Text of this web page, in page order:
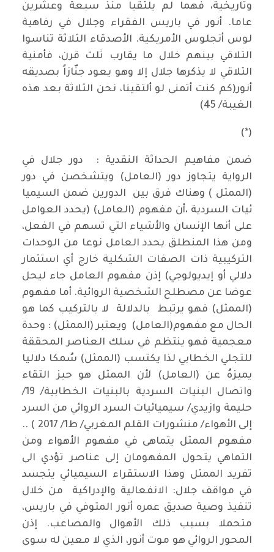
وتاريخية، فهما لم يلتقيا منذ سبعة وعشرين
عاما. أنور في باريس الفقراء وجلال في رفاهية
لوس أنجلوس الأمريكية. الأصدقاء الثلاثة تناسوا
التلاقي بينهم خلال ما يقارب ثلث قرن، فأمنية
التلاقي لا يذكرها جلال إلا وهو يعود جنّازاً بصديقه
أنور(كم كنت أتمنى لو ألتقينا، نحن الثلاثة بعد هذه
الغيبة/ 45)
(*)
ضمن مفاهيم الحداثة النقدية : دور جلال في
الرواية يتجاوز دور (العامل) ويتشخصن في دور
(الممثل ) وهناك فرق بين الدورين ضمن السيميا
ئيات السردية ،أن مفهوم (العامل) (يحدد العوامل
على أنها الإنسان والأشياء التي تسهم في الفعل،
ومن هذا المنطلق يحدد العامل نوعا من الوحدات
التركيبية ذات الصفات الشكلية خارج أي استثمار
دلالي أو إيديولوجي) إذن مفهوم العامل جاء ليحل
عوضا عن مصطلح الشخصية الروائية. أما مفهوم
(الممثل) فهو يرتبط بالدلالة لا بالتركيب كما هو
الحال مع مفهوم(العامل) ويعتبر (الممثل) : وحدة
معجمية فهو ينتظم في سلك العناصر المحققة
للتجلي الخطابي لذا يكتسب (الممثل) سُمكا دلاليا
يميزهُ عن (العامل) لأن الممثل هو حيز التقاء
واتصال البنيات السردية بالبنيات الخطابية/ 19/
حليمة وازيدي/ سيميائيات السرد الروائي من السرد
إلى الأهواء/ منشورات القلم المغربي/ ط1/ 2017 ) ..
مفهوم الممثل يتماهى في مفهوم الأهواء ومن
التماهي يتحول المفهومان إلى عناصر تؤدي الى
تفريد الممثل وهذا الاستقراء السيميائي يتجسد
في مواقف جلال: الانفعالية والإدراكية من خلال
تنفيذ وصية صديق عمره أنور المتوفي في باريس،
متحملا بسبب ذلك الأهوال والمصاعب. إذن
المحور الروائي هو موت أنور، الذي لا معين له سوى